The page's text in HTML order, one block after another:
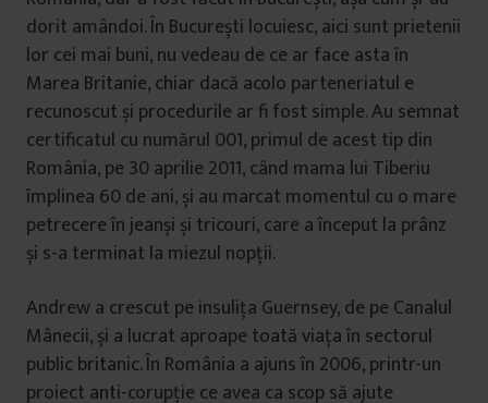
dorit amândoi. În București locuiesc, aici sunt prietenii
lor cei mai buni, nu vedeau de ce ar face asta în
Marea Britanie, chiar dacă acolo parteneriatul e
recunoscut și procedurile ar fi fost simple. Au semnat
certificatul cu numărul 001, primul de acest tip din
România, pe 30 aprilie 2011, când mama lui Tiberiu
împlinea 60 de ani, și au marcat momentul cu o mare
petrecere în jeanși și tricouri, care a început la prânz
și s-a terminat la miezul nopții.
Andrew a crescut pe insulița Guernsey, de pe Canalul
Mânecii, și a lucrat aproape toată viața în sectorul
public britanic. În România a ajuns în 2006, printr-un
proiect anti-corupție ce avea ca scop să ajute